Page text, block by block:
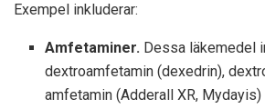
Exempel inkluderar:
Amfetaminer. Dessa läkemedel
dextroamfetamin (dexedrin),
amfetamin (Adderall XR, Mydayis)